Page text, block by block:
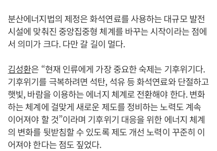
분산에너지법의 제정은 화석연료를 사용하는 대규모 발전
시설에 맞춰진 중앙집중형 체계를 바꾸는 시작이라는 점에
서 의미가 크다. 다만 갈 길이 멀다.
김성환은 “현재 인류에게 가장 중요한 숙제는 기후위기다.
기후위기를 극복하려면 석탄, 석유 등 화석연료와 단절하고
햇빛, 바람을 이용하는 에너지 체계로 전환해야 한다. 변화
하는 체계에 걸맞게 새로운 제도를 정비하는 노력도 계속
이어져야 할 것”이라며 기후위기 대응을 위한 에너지 체계
의 변화를 뒷받침할 수 있도록 제도 개선 노력이 꾸준히 이
어져야 한다는 점도 짚었다.